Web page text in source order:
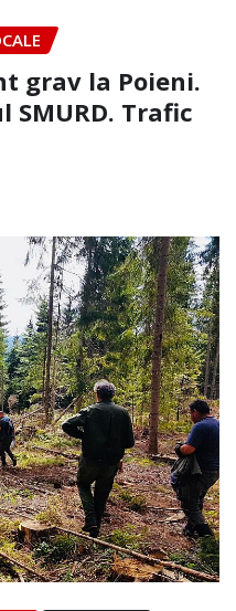
grav la Poieni.
Trafic